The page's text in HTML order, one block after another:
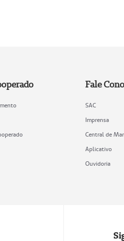
Fale
SAC
Imprensa
Central de
Aplicativo
Ouvidoria